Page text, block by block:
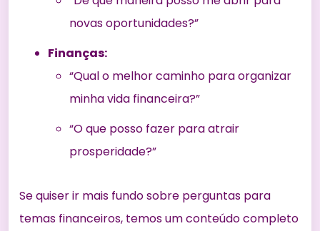
novas oportunidades?”
Finanças:
“Qual o melhor caminho para organizar
minha vida financeira?”
“O que posso fazer para atrair
prosperidade?”
Se quiser ir mais fundo sobre perguntas para
temas financeiros, temos um conteúdo completo